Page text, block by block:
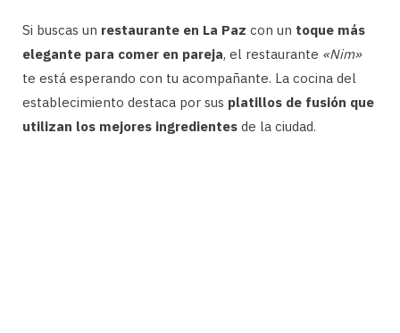
Si buscas un restaurante en La Paz con un toque más
elegante para comer en pareja, el restaurante «Nim»
te está esperando con tu acompañante. La cocina del
establecimiento destaca por sus platillos de fusión que
utilizan los mejores ingredientes de la ciudad.